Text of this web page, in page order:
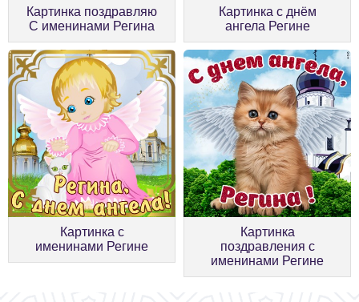
Картинка поздравляю
С именинами Регина
Картинка с днём
ангела Регине
Картинка с
именинами Регине
Картинка
поздравления с
именинами Регине